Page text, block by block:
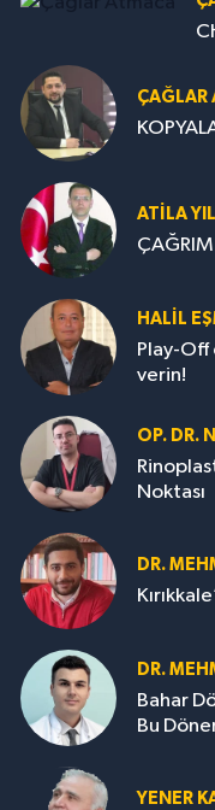
ÇAĞLAR
ATILA
HALIL
Play-
verin!
OP. DR.
Noktası
DR.
DR.
Bahar
Bu
YENER